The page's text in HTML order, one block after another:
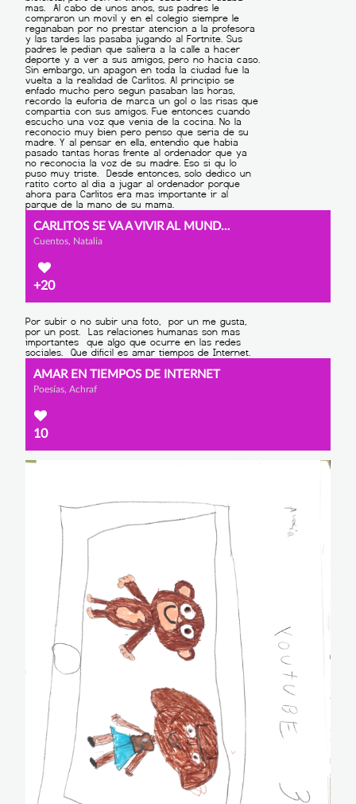
CARLITOS SE VA A VIVIR AL MUNDO VIRTUAL
Cuentos, Natalia
+20
AMAR EN TIEMPOS DE INTERNET
Poesías, Achraf
10